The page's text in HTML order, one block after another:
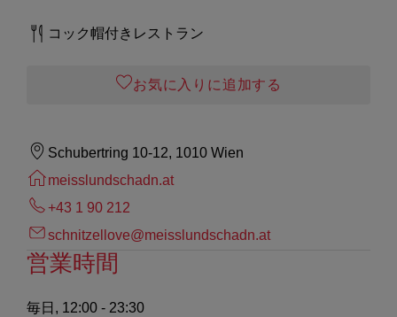
コック帽付きレストラン
お気に入りに追加する
Schubertring 10-12, 1010 Wien
meisslundschadn.at
+43 1 90 212
schnitzellove@meisslundschadn.at
営業時間
毎日, 12:00 - 23:30